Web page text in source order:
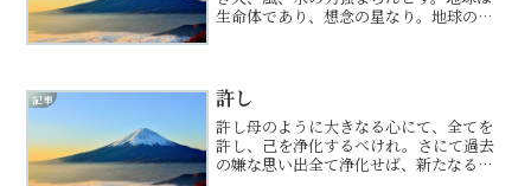
生命体であり、想念の星なり。地球の、
残らぬ程に、火、風、水の力...
記事 許し
許し母のように大きなる心にて、全てを
許し、己を浄化するべけれ。さにて過去
の嫌な思い出全て浄化せば、新たなる世